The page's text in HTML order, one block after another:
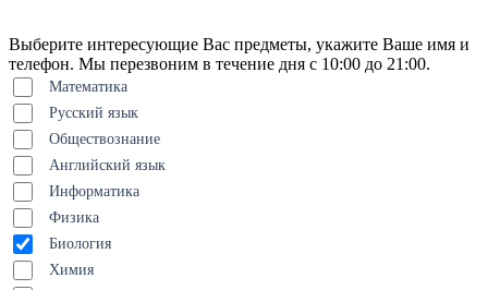
Выберите интересующие Вас предметы, укажите Ваше имя и
телефон. Мы перезвоним в течение дня с 10:00 до 21:00.
Математика
Русский язык
Обществознание
Английский язык
Информатика
Физика
Биология
Химия